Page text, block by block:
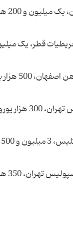
و 200 هزار یورو
قطر، یک میلیون و 500
‌500 هزار یورو
هزار یورو
هزار یورو
350 هزار یورو